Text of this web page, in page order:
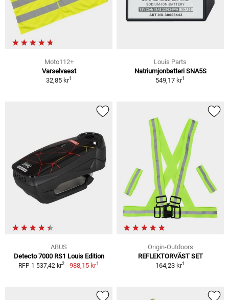
Moto112+
Varselvaest
32,85 kr1
Louis Parts
Natriumjonbatteri SNA5S
549,17 kr1
ABUS
Detecto 7000 RS1 Louis Edition
RFP 1 537,42 kr2 988,15 kr1
Origin-Outdoors
REFLEKTORVÄST SET
164,23 kr1